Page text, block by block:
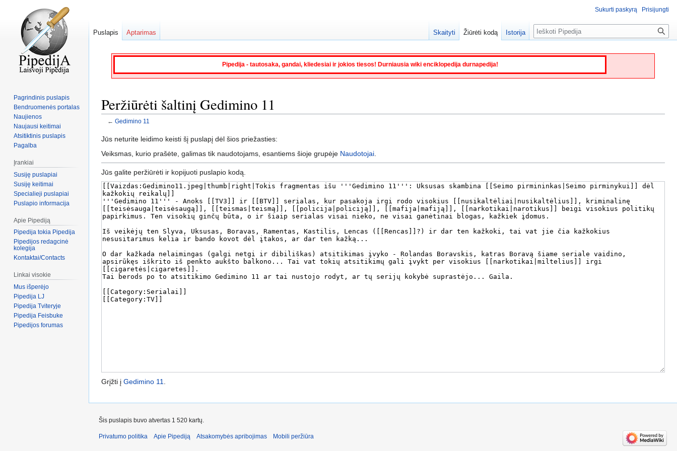
Pipedija - tautosaka, gandai, kliedesiai ir jokios tiesos! Durniausia wiki enciklopedija durnapedija!
Peržiūrėti šaltinį Gedimino 11
← Gedimino 11
Jump
to
Jump
to
Jūs neturite leidimo keisti šį puslapį dėl šios priežasties:
Veiksmas, kurio prašėte, galimas tik naudotojams, esantiems šioje grupėje Naudotojai
Jūs galite peržiūrėti ir kopijuoti puslapio kodą.
Grįžti į Gedimino 11
Sukurti paskyrą Prisijungti
Puslapis Aptarimas Skaityti Žiūrėti kodą Istorija Paieška
Pagrindinis puslapis
Bendruomenės portalas
Naujienos
Naujausi keitimai
Atsitiktinis puslapis
Pagalba
Įrankiai
Susiję puslapiai
Susiję keitimai
Specialieji puslapiai
Puslapio informacija
Apie Pipediją
Pipedija tokia Pipedija
Pipedijos redagcinė
kolegija
Kontaktai/Contacts
Linkai visokie
Mus išperėjo
Pipedija LJ
Pipedija Tviteryje
Pipedija Feisbuke
Pipedijos forumas
Šis puslapis buvo atvertas 1 520 kartų.
Privatumo politika Apie Pipediją Atsakomybės apribojimas Mobili peržiūra